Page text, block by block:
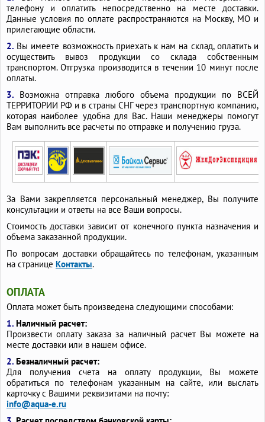
телефону и оплатить непосредственно на месте доставки.
Данные условия по оплате распространяются на Москву, МО и
прилегающие области.
2. Вы имеете возможность приехать к нам на склад, оплатить и
осуществить вывоз продукции со склада собственным
транспортом. Отгрузка производится в течении 10 минут после
оплаты.
3. Возможна отправка любого объема продукции по ВСЕЙ
ТЕРРИТОРИИ РФ и в страны СНГ через транспортную компанию,
которая наиболее удобна для Вас. Наши менеджеры помогут
Вам выполнить все расчеты по отправке и получению груза.
За Вами закрепляется персональный менеджер, Вы получите
консультации и ответы на все Ваши вопросы.
Стоимость доставки зависит от конечного пункта назначения и
объема заказанной продукции.
По вопросам доставки обращайтесь по телефонам, указанным
на странице Контакты.
ОПЛАТА
Оплата может быть произведена следующими способами:
1. Наличный расчет:
Произвести оплату заказа за наличный расчет Вы можете на
месте доставки или в нашем офисе.
2. Безналичный расчет:
Для получения счета на оплату продукции, Вы можете
обратиться по телефонам указанным на сайте, или выслать
карточку с Вашими реквизитами на почту:
info@aqua-e.ru